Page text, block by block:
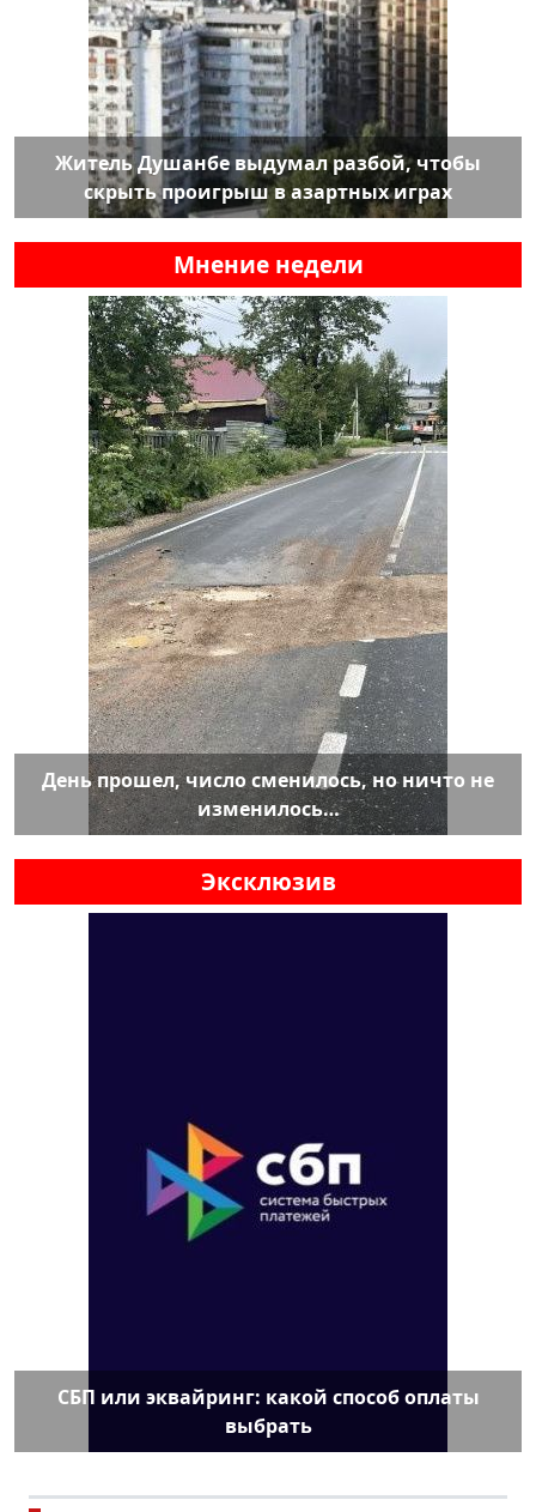
Житель Душанбе выдумал разбой, чтобы
скрыть проигрыш в азартных играх
Мнение недели
День прошел, число сменилось, но ничто не
изменилось…
Эксклюзив
СБП или эквайринг: какой способ оплаты
выбрать